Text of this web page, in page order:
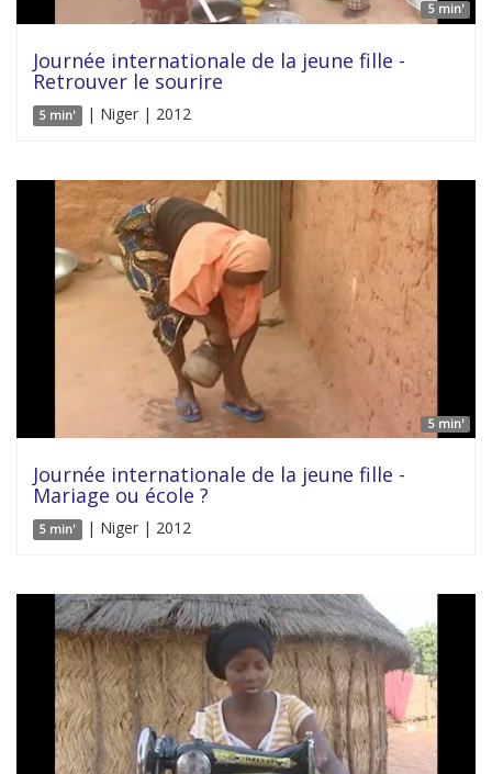
5 min'
Journée internationale de la jeune fille -
Retrouver le sourire
5 min' | Niger | 2012
5 min'
Journée internationale de la jeune fille -
Mariage ou école ?
5 min' | Niger | 2012